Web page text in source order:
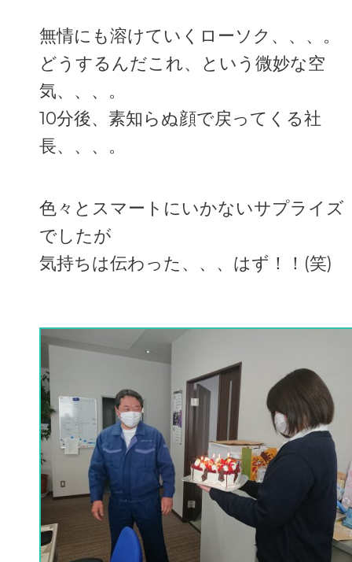
無情にも溶けていくローソク、、、。
どうするんだこれ、という微妙な空
気、、、。
10分後、素知らぬ顔で戻ってくる社
長、、、。
色々とスマートにいかないサプライズ
でしたが
気持ちは伝わった、、、はず！！(笑)